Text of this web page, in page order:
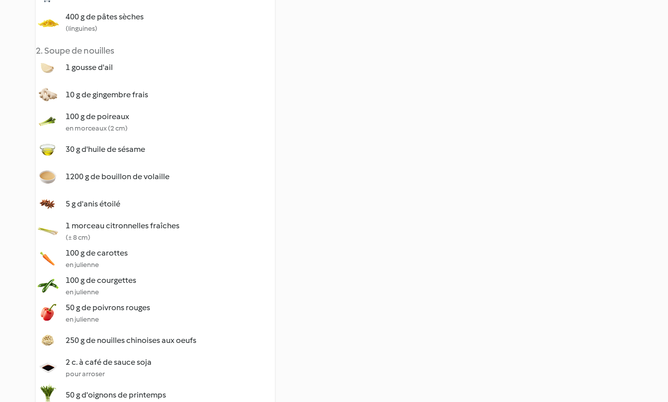
400 g de pâtes sèches
(linguines)
2. Soupe de nouilles
1 gousse d'ail
10 g de gingembre frais
100 g de poireaux
en morceaux (2 cm)
30 g d'huile de sésame
1200 g de bouillon de volaille
5 g d'anis étoilé
1 morceau citronnelles fraîches
(± 8 cm)
100 g de carottes
en julienne
100 g de courgettes
en julienne
50 g de poivrons rouges
en julienne
250 g de nouilles chinoises aux oeufs
2 c. à café de sauce soja
pour arroser
50 g d'oignons de printemps